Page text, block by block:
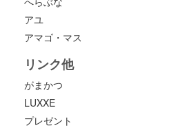
アユ
アマゴ・マス
リンク他
がまかつ
LUXXE
プレゼント